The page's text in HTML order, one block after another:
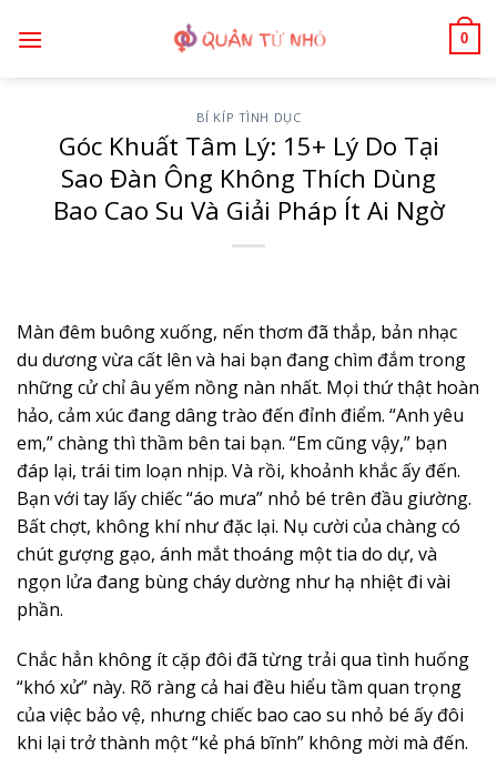
qua
0
BÍ KÍP TÌNH DỤC
Góc Khuất Tâm Lý: 15+ Lý Do Tại
Sao Đàn Ông Không Thích Dùng
Bao Cao Su Và Giải Pháp Ít Ai Ngờ
Màn đêm buông xuống, nến thơm đã thắp, bản nhạc
du dương vừa cất lên và hai bạn đang chìm đắm trong
những cử chỉ âu yếm nồng nàn nhất. Mọi thứ thật hoàn
hảo, cảm xúc đang dâng trào đến đỉnh điểm. “Anh yêu
em,” chàng thì thầm bên tai bạn. “Em cũng vậy,” bạn
đáp lại, trái tim loạn nhịp. Và rồi, khoảnh khắc ấy đến.
Bạn với tay lấy chiếc “áo mưa” nhỏ bé trên đầu giường.
Bất chợt, không khí như đặc lại. Nụ cười của chàng có
chút gượng gạo, ánh mắt thoáng một tia do dự, và
ngọn lửa đang bùng cháy dường như hạ nhiệt đi vài
phần.
Chắc hẳn không ít cặp đôi đã từng trải qua tình huống
“khó xử” này. Rõ ràng cả hai đều hiểu tầm quan trọng
của việc bảo vệ, nhưng chiếc bao cao su nhỏ bé ấy đôi
khi lại trở thành một “kẻ phá bĩnh” không mời mà đến.